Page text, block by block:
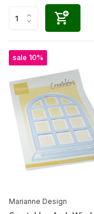
sale 10%
Marianne Design